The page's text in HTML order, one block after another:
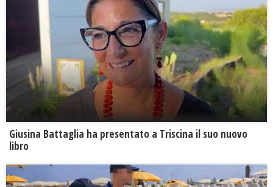
Giusina Battaglia ha presentato a Triscina il suo nuovo
libro